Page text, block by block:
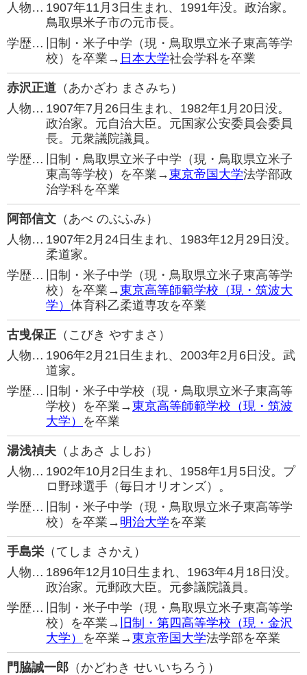
人物… 1907年11月3日生まれ、1991年没。政治家。
鳥取県米子市の元市長。
学歴…
旧制・米子中学（現・鳥取県立米子東高等学
校）を卒業→ 日本大学社会学科を卒業
赤沢正道 （あかざわ まさみち）
人物… 1907年7月26日生まれ、1982年1月20日没。
政治家。元自治大臣。元国家公安委員会委員
長。元衆議院議員。
学歴…
旧制・鳥取県立米子中学（現・鳥取県立米子
東高等学校）を卒業→東京帝国大学法学部政
治学科を卒業
阿部信文 （あべ のぶふみ）
人物… 1907年2月24日生まれ、1983年12月29日没。
柔道家。
学歴…
旧制・米子中学（現・鳥取県立米子東高等学
校）を卒業→東京高等師範学校（現・筑波大
学） 体育科乙柔道専攻を卒業
古曵保正 （こびき やすまさ）
人物… 1906年2月21日生まれ、2003年2月6日没。武
道家。
学歴…
旧制・米子中学校（現・鳥取県立米子東高等
学校）を卒業→東京高等師範学校（現・筑波
大学） を卒業
湯浅禎夫 （よあさ よしお）
人物… 1902年10月2日生まれ、1958年1月5日没。プ
ロ野球選手（毎日オリオンズ）。
学歴…
旧制・米子中学（現・鳥取県立米子東高等学
校）を卒業→ 明治大学を卒業
手島栄 （てしま さかえ）
人物… 1896年12月10日生まれ、1963年4月18日没。
政治家。元郵政大臣。元参議院議員。
学歴…
旧制・米子中学（現・鳥取県立米子東高等学
校）を卒業→ 旧制・第四高等学校（現・金沢
大学） を卒業→東京帝国大学法学部を卒業
門脇誠一郎 （かどわき せいいちろう）